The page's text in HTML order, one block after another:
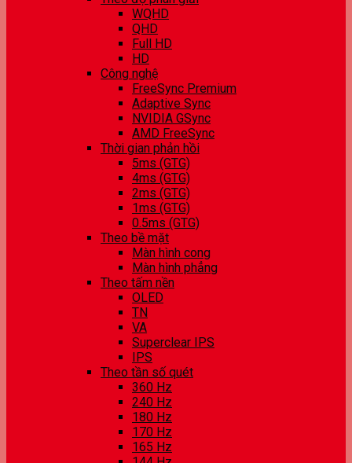
WQHD
QHD
Full HD
HD
Công nghệ
FreeSync Premium
Adaptive Sync
NVIDIA GSync
AMD FreeSync
Thời gian phản hồi
5ms (GTG)
4ms (GTG)
2ms (GTG)
1ms (GTG)
0.5ms (GTG)
Theo bề mặt
Màn hình cong
Màn hình phẳng
Theo tấm nền
OLED
TN
VA
Superclear IPS
IPS
Theo tần số quét
360 Hz
240 Hz
180 Hz
170 Hz
165 Hz